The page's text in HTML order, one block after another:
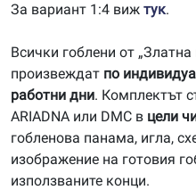
За вариант 1:4 виж тук.
Всички гоблени от „Златна
произвеждат по
работни дни. Комплектът
ARIADNA или DMC в цели
гобленова панама, игла,
изображение на готовия
използваните конци.